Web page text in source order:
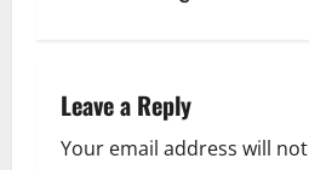
v
Leave a Reply
Your email address will not